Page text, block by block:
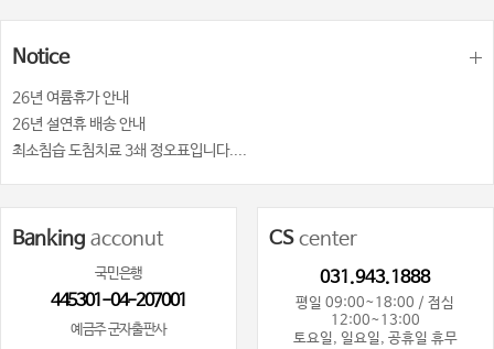
Notice
26년 여륨휴가 안내
26년 설연휴 배송 안내
최소침습 도침치료 3쇄 정오표입니다....
Banking acconut
국민은행
445301-04-207001
예금주 군자출판사
CScenter
031.943.1888
평일 09:00~18:00 / 점심
12:00~13:00
토요일, 일요일, 공휴일 휴무